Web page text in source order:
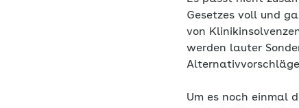
Gesetzes voll und
von
werden lauter
Um es noch einmal